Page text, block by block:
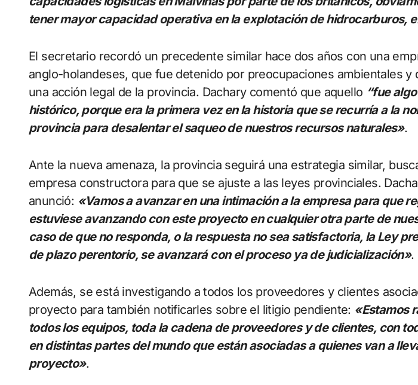
tener mayor capacidad operativa en la explotación de hidrocarburos,
El secretario recordó un precedente similar hace dos años con una
anglo-holandeses, que fue detenido por preocupaciones ambientales y
una acción legal de la provincia. Dachary comentó que aquello “fue
histórico, porque era la primera vez en la historia que se recurría a la
provincia para desalentar el saqueo de nuestros recursos naturales».
Ante la nueva amenaza, la provincia seguirá una estrategia similar,
empresa constructora para que se ajuste a las leyes provinciales.
anunció: «Vamos a avanzar en una intimación a la empresa para que
estuviese avanzando con este proyecto en cualquier otra parte de
caso de que no responda, o la respuesta no sea satisfactoria, la Ley
de plazo perentorio, se avanzará con el proceso ya de judicialización».
Además, se está investigando a todos los proveedores y clientes
proyecto para también notificarles sobre el litigio pendiente: «Estamos
todos los equipos, toda la cadena de proveedores y de clientes, con
en distintas partes del mundo que están asociadas a quienes van a
proyecto».